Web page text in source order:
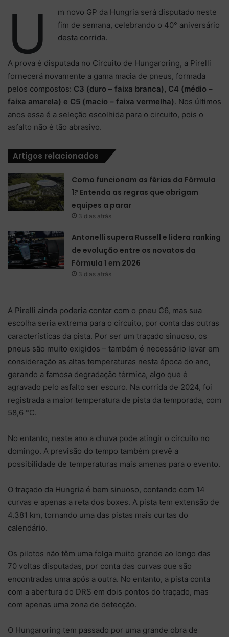
U
m novo GP da Hungria será disputado neste
fim de semana, celebrando o 40° aniversário
desta corrida.
A prova é disputada no Circuito de Hungaroring, a Pirelli
fornecerá novamente a gama macia de pneus, formada
pelos compostos: C3 (duro – faixa branca), C4 (médio –
faixa amarela) e C5 (macio – faixa vermelha). Nos últimos
anos essa é a seleção escolhida para o circuito, pois o
asfalto não é tão abrasivo.
Artigos relacionados
Como funcionam as férias da Fórmula
1? Entenda as regras que obrigam
equipes a parar
3 dias atrás
Antonelli supera Russell e lidera ranking
de evolução entre os novatos da
Fórmula 1 em 2026
3 dias atrás
A Pirelli ainda poderia contar com o pneu C6, mas sua
escolha seria extrema para o circuito, por conta das outras
características da pista. Por ser um traçado sinuoso, os
pneus são muito exigidos – também é necessário levar em
consideração as altas temperaturas nesta época do ano,
gerando a famosa degradação térmica, algo que é
agravado pelo asfalto ser escuro. Na corrida de 2024, foi
registrada a maior temperatura de pista da temporada, com
58,6 °C.
No entanto, neste ano a chuva pode atingir o circuito no
domingo. A previsão do tempo também prevê a
possibilidade de temperaturas mais amenas para o evento.
O traçado da Hungria é bem sinuoso, contando com 14
curvas e apenas a reta dos boxes. A pista tem extensão de
4.381 km, tornando uma das pistas mais curtas do
calendário.
Os pilotos não têm uma folga muito grande ao longo das
70 voltas disputadas, por conta das curvas que são
encontradas uma após a outra. No entanto, a pista conta
com a abertura do DRS em dois pontos do traçado, mas
com apenas uma zona de detecção.
O Hungaroring tem passado por uma grande obra de